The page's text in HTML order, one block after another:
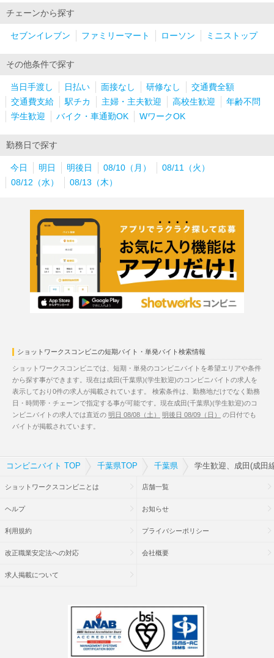
チェーンから探す
セブンイレブン ファミリーマート ローソン ミニストップ
その他条件で探す
当日手渡し 日払い 面接なし 研修なし
交通費全額
交通費支給
駅チカ 主婦・主夫歓迎 高校生歓迎
年齢不問
学生歓迎
バイク・車通勤OK WワークOK
勤務日で探す
今日 明日 明後日 08/10（月）
08/11（火）
08/12（水）
08/13（木）
ショットワークスコンビニの短期バイト・単発バイト検索情報
ショットワークスコンビニでは、短期・単発のコンビニバイトを希望エリアや条件
から探す事ができます。現在は成田(千葉県)(学生歓迎)のコンビニバイトの求人を
表示しており0件の求人が掲載されています。 検索条件は、勤務地だけでなく勤務
日・時間帯・チェーンで指定する事が可能です。現在成田(千葉県)(学生歓迎)のコ
ンビニバイトの求人では直近の 明日 08/08（土） 明後日 08/09（日）
の日付でも
バイトが掲載されています。
コンビニバイト TOP 千葉県TOP 千葉県 学生歓迎、成田(成田
ショットワークスコンビニとは 店舗一覧
ヘルプ お知らせ
利用規約 プライバシーポリシー
改正職業安定法への対応 会社概要
求人掲載について